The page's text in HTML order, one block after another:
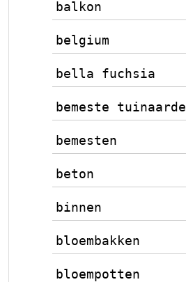
balkon
belgium
bella fuchsia
bemeste tuinaarde
bemesten
beton
binnen
bloembakken
bloempotten